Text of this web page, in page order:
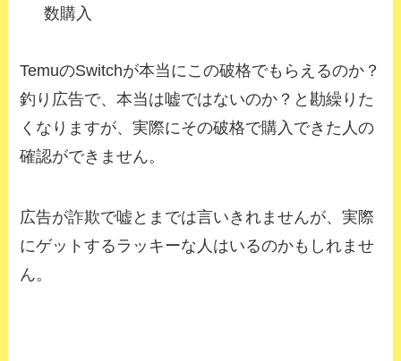
数購入
TemuのSwitchが本当にこの破格でもらえるのか？
釣り広告で、本当は嘘ではないのか？と勘繰りた
くなりますが、実際にその破格で購入できた人の
確認ができません。
広告が詐欺で嘘とまでは言いきれませんが、実際
にゲットするラッキーな人はいるのかもしれませ
ん。